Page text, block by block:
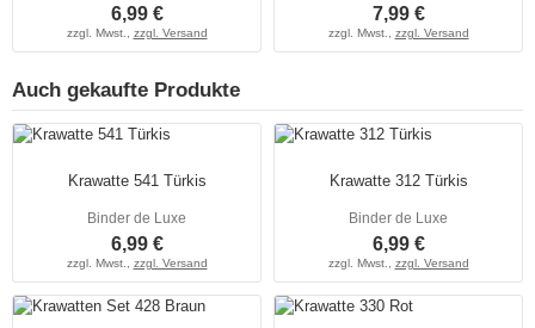
6,99 €
zzgl. Mwst., zzgl. Versand
7,99 €
zzgl. Mwst., zzgl. Versand
Auch gekaufte Produkte
Krawatte 541 Türkis
Binder de Luxe
6,99 €
zzgl. Mwst., zzgl. Versand
Krawatte 312 Türkis
Binder de Luxe
6,99 €
zzgl. Mwst., zzgl. Versand